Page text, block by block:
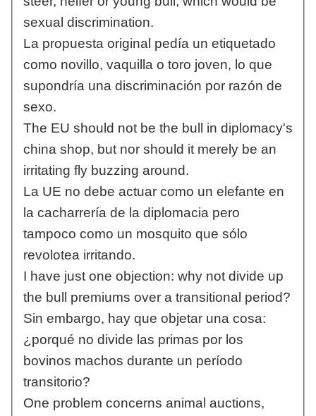
sexual discrimination.
La propuesta original pedía un etiquetado
como novillo, vaquilla o toro joven, lo que
supondría una discriminación por razón de
sexo.
The EU should not be the bull in diplomacy's
china shop, but nor should it merely be an
irritating fly buzzing around.
La UE no debe actuar como un elefante en
la cacharrería de la diplomacia pero
tampoco como un mosquito que sólo
revolotea irritando.
I have just one objection: why not divide up
the bull premiums over a transitional period?
Sin embargo, hay que objetar una cosa:
¿porqué no divide las primas por los
bovinos machos durante un período
transitorio?
One problem concerns animal auctions,